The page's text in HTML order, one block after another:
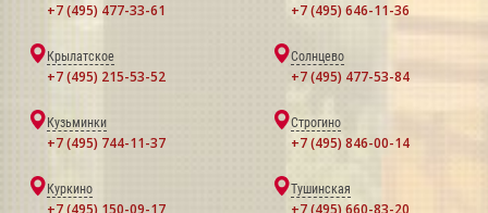
+7 (495) 477-33-61 +7 (495) 646-11-36
Крылатское
+7 (495) 215-53-52
Солнцево
+7 (495) 477-53-84
Кузьминки
+7 (495) 744-11-37
Строгино
+7 (495) 846-00-14
Куркино
+7 (495) 150-09-17
Тушинская
+7 (495) 660-83-20